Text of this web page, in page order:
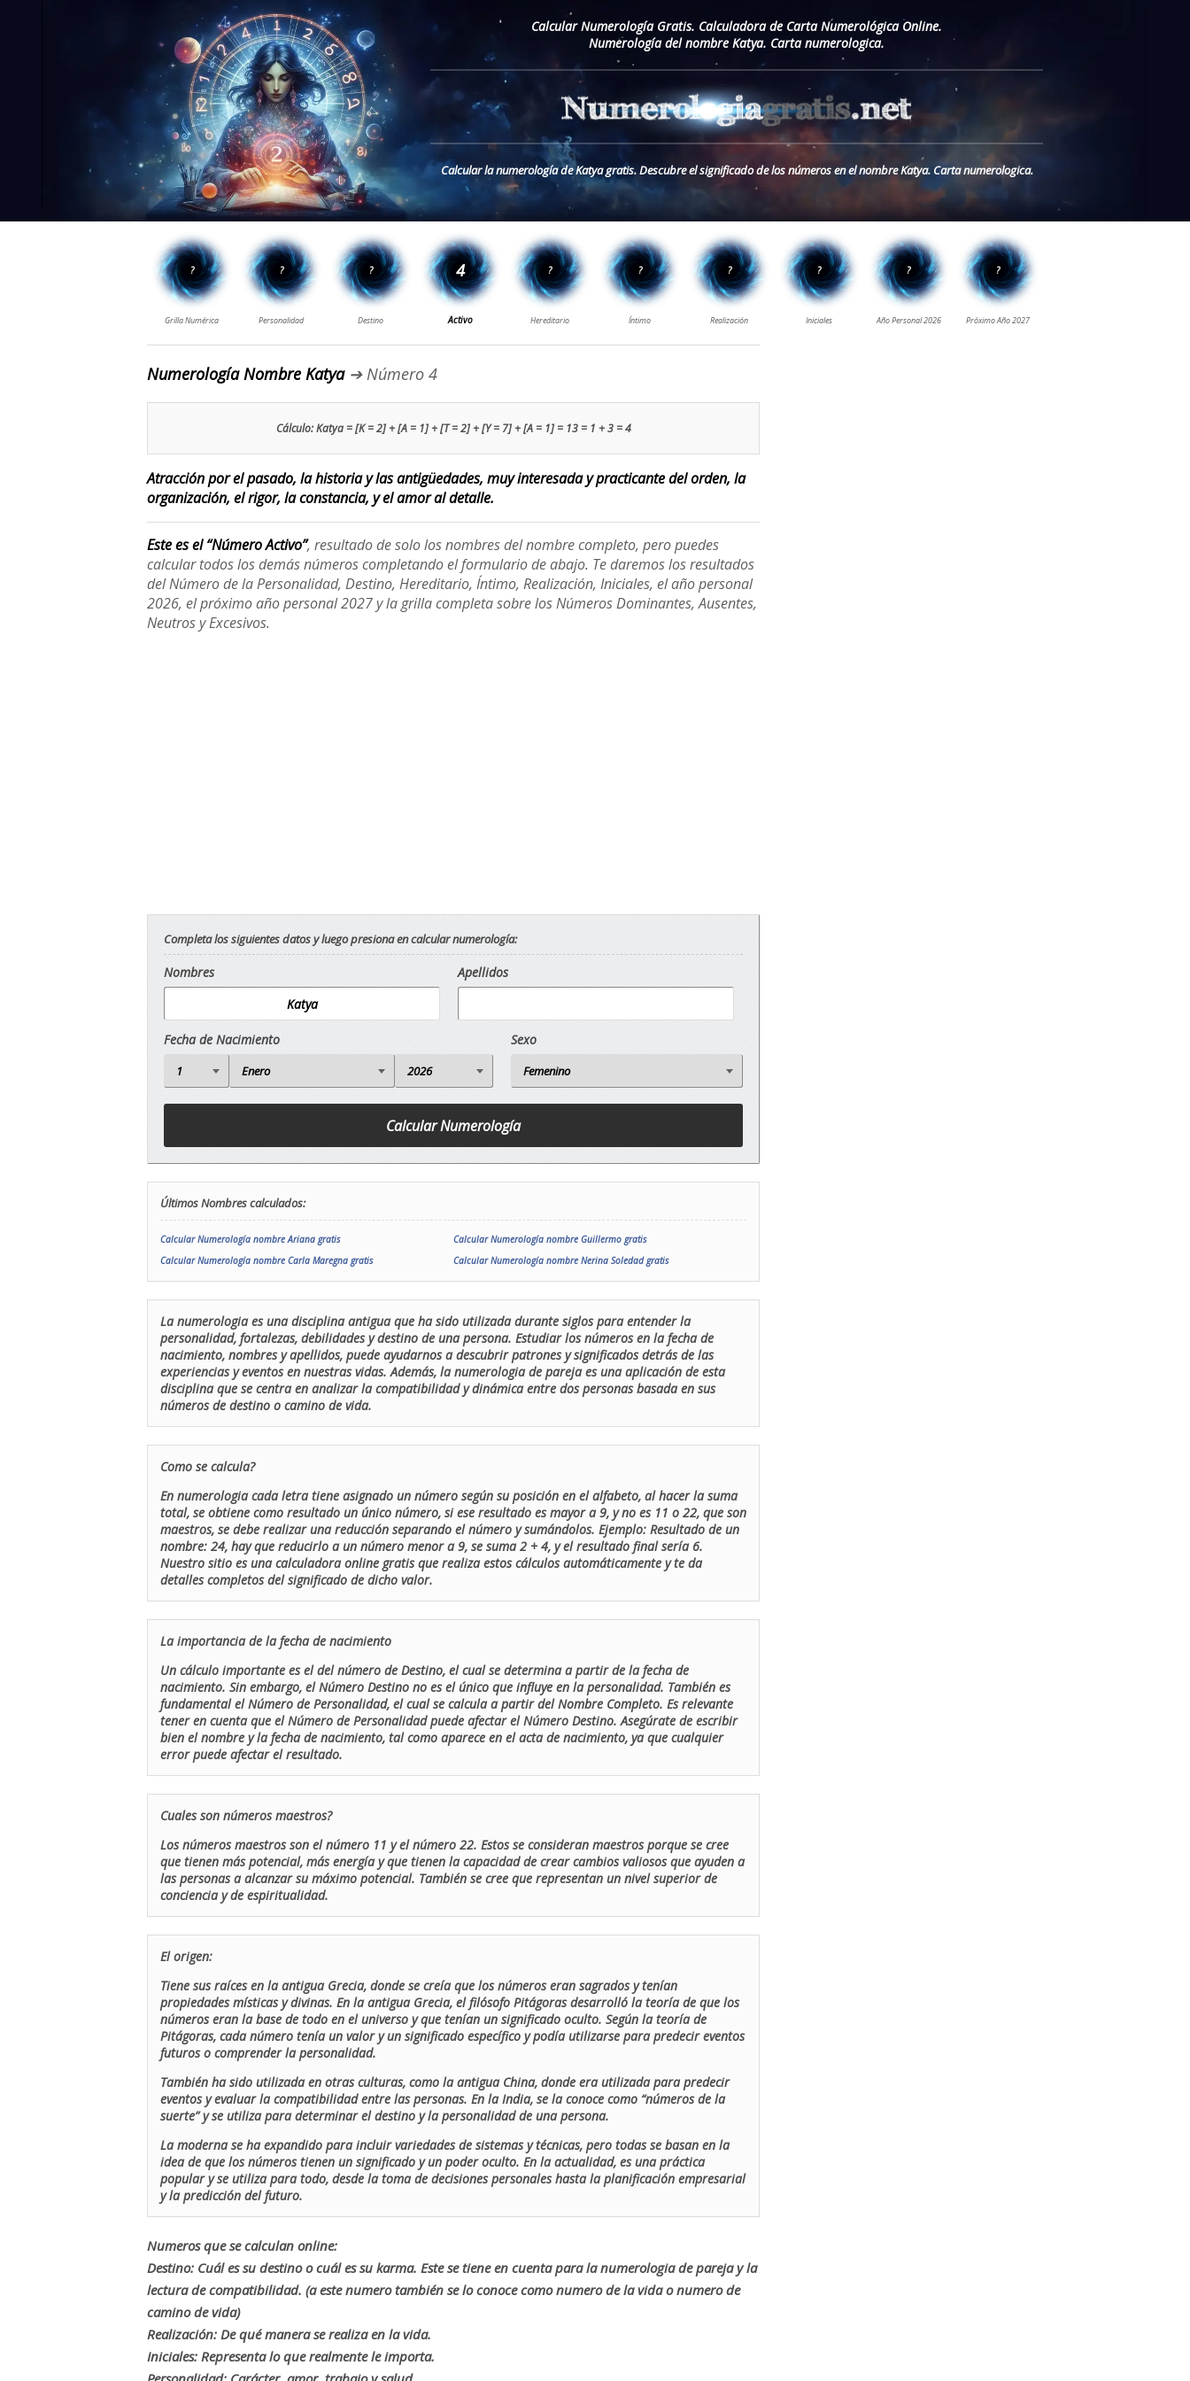
Calcular Numerología Gratis. Calculadora de Carta Numerológica Online.
Numerología del nombre Katya. Carta numerologica.
Calcular la numerología de Katya gratis. Descubre el significado de los números en el nombre Katya. Carta numerologica.
Numerología Nombre Katya➔ Número 4
Cálculo: Katya = [K = 2] + [A = 1] + [T = 2] + [Y = 7] + [A = 1] = 13 = 1 + 3 = 4
Atracción por el pasado, la historia y las antigüedades, muy interesada y practicante del orden, la
organización, el rigor, la constancia, y el amor al detalle.
Este es el “Número Activo”, resultado de solo los nombres del nombre completo, pero puedes
calcular todos los demás números completando el formulario de abajo. Te daremos los resultados
del Número de la Personalidad, Destino, Hereditario, Íntimo, Realización, Iniciales, el año personal
2026, el próximo año personal 2027 y la grilla completa sobre los Números Dominantes, Ausentes,
Neutros y Excesivos.
Completa los siguientes datos y luego presiona en calcular numerología:
Nombres Apellidos
Fecha de Nacimiento Sexo
Últimos Nombres calculados:
Calcular Numerología nombre Ariana gratis
Calcular Numerología nombre Guillermo gratis
Calcular Numerología nombre Carla Maregna gratis
Calcular Numerología nombre Nerina Soledad gratis
La numerologia es una disciplina antigua que ha sido utilizada durante siglos para entender la
personalidad, fortalezas, debilidades y destino de una persona. Estudiar los números en la fecha de
nacimiento, nombres y apellidos, puede ayudarnos a descubrir patrones y significados detrás de las
experiencias y eventos en nuestras vidas. Además, la numerologia de pareja es una aplicación de esta
disciplina que se centra en analizar la compatibilidad y dinámica entre dos personas basada en sus
números de destino o camino de vida.
Como se calcula?
En numerologia cada letra tiene asignado un número según su posición en el alfabeto, al hacer la suma
total, se obtiene como resultado un único número, si ese resultado es mayor a 9, y no es 11 o 22, que son
maestros, se debe realizar una reducción separando el número y sumándolos. Ejemplo: Resultado de un
nombre: 24, hay que reducirlo a un número menor a 9, se suma 2 + 4, y el resultado final sería 6.
Nuestro sitio es una calculadora online gratis que realiza estos cálculos automáticamente y te da
detalles completos del significado de dicho valor.
La importancia de la fecha de nacimiento
Un cálculo importante es el del número de Destino, el cual se determina a partir de la fecha de
nacimiento. Sin embargo, el Número Destino no es el único que influye en la personalidad. También es
fundamental el Número de Personalidad, el cual se calcula a partir del Nombre Completo. Es relevante
tener en cuenta que el Número de Personalidad puede afectar el Número Destino. Asegúrate de escribir
bien el nombre y la fecha de nacimiento, tal como aparece en el acta de nacimiento, ya que cualquier
error puede afectar el resultado.
Cuales son números maestros?
Los números maestros son el número 11 y el número 22. Estos se consideran maestros porque se cree
que tienen más potencial, más energía y que tienen la capacidad de crear cambios valiosos que ayuden a
las personas a alcanzar su máximo potencial. También se cree que representan un nivel superior de
conciencia y de espiritualidad.
El origen:
Tiene sus raíces en la antigua Grecia, donde se creía que los números eran sagrados y tenían
propiedades místicas y divinas. En la antigua Grecia, el filósofo Pitágoras desarrolló la teoría de que los
números eran la base de todo en el universo y que tenían un significado oculto. Según la teoría de
Pitágoras, cada número tenía un valor y un significado específico y podía utilizarse para predecir eventos
futuros o comprender la personalidad.
También ha sido utilizada en otras culturas, como la antigua China, donde era utilizada para predecir
eventos y evaluar la compatibilidad entre las personas. En la India, se la conoce como “números de la
suerte” y se utiliza para determinar el destino y la personalidad de una persona.
La moderna se ha expandido para incluir variedades de sistemas y técnicas, pero todas se basan en la
idea de que los números tienen un significado y un poder oculto. En la actualidad, es una práctica
popular y se utiliza para todo, desde la toma de decisiones personales hasta la planificación empresarial
y la predicción del futuro.
Numeros que se calculan online:
Destino: Cuál es su destino o cuál es su karma. Este se tiene en cuenta para la numerologia de pareja y la
lectura de compatibilidad. (a este numero también se lo conoce como numero de la vida o numero de
camino de vida)
Realización: De qué manera se realiza en la vida.
Iniciales: Representa lo que realmente le importa.